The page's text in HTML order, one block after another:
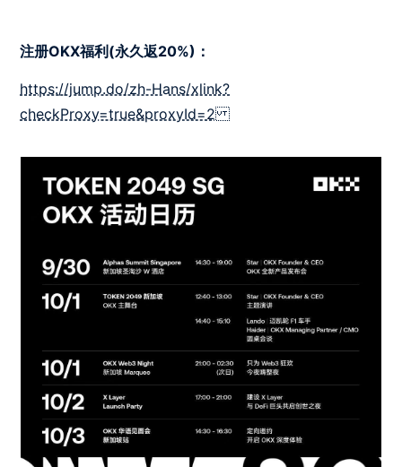
注册OKX福利(永久返20%)：
https://jump.do/zh-Hans/xlink?
checkProxy=true&proxyId=2